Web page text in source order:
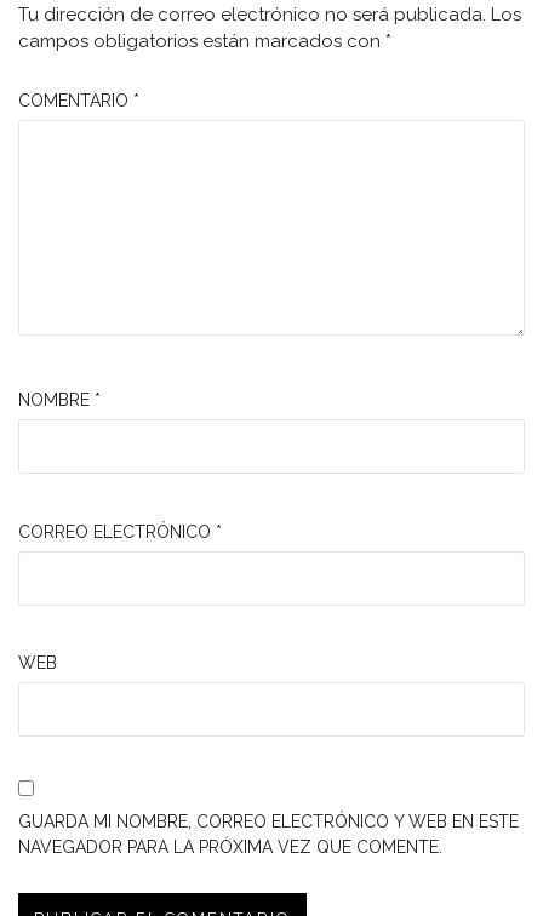
Tu dirección de correo electrónico no será publicada. Los
campos obligatorios están marcados con *
COMENTARIO *
NOMBRE *
CORREO ELECTRÓNICO *
WEB
GUARDA MI NOMBRE, CORREO ELECTRÓNICO Y WEB EN ESTE
NAVEGADOR PARA LA PRÓXIMA VEZ QUE COMENTE.